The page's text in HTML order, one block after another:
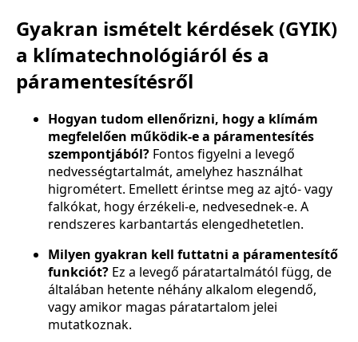
Gyakran ismételt kérdések (GYIK)
a klímatechnológiáról és a
páramentesítésről
Hogyan tudom ellenőrizni, hogy a klímám
megfelelően működik-e a páramentesítés
szempontjából? Fontos figyelni a levegő
nedvességtartalmát, amelyhez használhat
higrométert. Emellett érintse meg az ajtó- vagy
falkókat, hogy érzékeli-e, nedvesednek-e. A
rendszeres karbantartás elengedhetetlen.
Milyen gyakran kell futtatni a páramentesítő
funkciót? Ez a levegő páratartalmától függ, de
általában hetente néhány alkalom elegendő,
vagy amikor magas páratartalom jelei
mutatkoznak.